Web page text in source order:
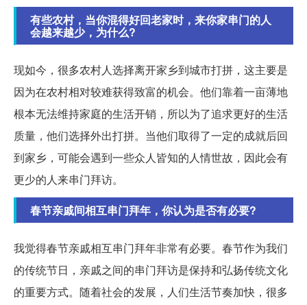
有些农村，当你混得好回老家时，来你家串门的人
会越来越少，为什么?
现如今，很多农村人选择离开家乡到城市打拼，这主要是
因为在农村相对较难获得致富的机会。他们靠着一亩薄地
根本无法维持家庭的生活开销，所以为了追求更好的生活
质量，他们选择外出打拼。当他们取得了一定的成就后回
到家乡，可能会遇到一些众人皆知的人情世故，因此会有
更少的人来串门拜访。
春节亲戚间相互串门拜年，你认为是否有必要?
我觉得春节亲戚相互串门拜年非常有必要。春节作为我们
的传统节日，亲戚之间的串门拜访是保持和弘扬传统文化
的重要方式。随着社会的发展，人们生活节奏加快，很多